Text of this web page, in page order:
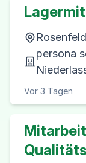
Rosenfeld
persona
Vor 3 Tagen